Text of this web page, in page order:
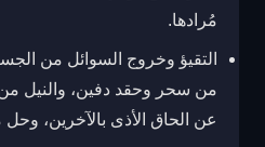
مُرادها.
التقيؤ وخروج السوائل من
من سحر وحقد دفين، والنيل
عن الحاق الأذى بالآخرين،